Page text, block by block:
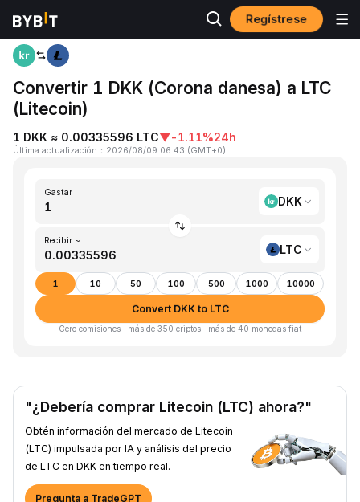
Regístrese
Inicio DKK to LTC
Convertir 1 DKK (Corona danesa) a LTC
(Litecoin)
1 DKK ≈ 0.00335596 LTC▼-1.11%24h
Última actualización ： 2026/08/09 06:43 (GMT+0)
Gastar
DKK
Recibir ~
LTC
1 10 50 100 500 1000 10000
Convert DKK to LTC
Cero comisiones · más de 350 criptos · más de 40 monedas fiat
"¿Debería comprar Litecoin (LTC) ahora?"
Obtén información del mercado de Litecoin
(LTC) impulsada por IA y análisis del precio
de LTC en DKK en tiempo real.
Pregunta a TradeGPT